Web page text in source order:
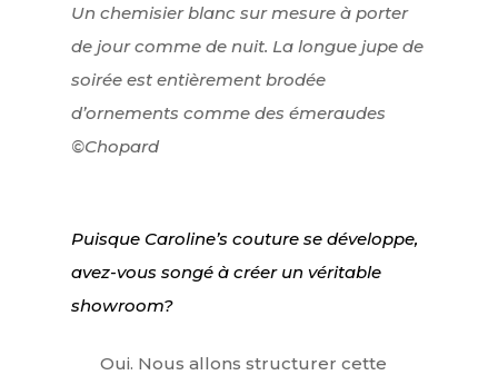
Un chemisier blanc sur mesure à porter
de jour comme de nuit. La longue jupe de
soirée est entièrement brodée
d’ornements comme des émeraudes
©Chopard
Puisque Caroline’s couture se développe,
avez-vous songé à créer un véritable
showroom?
Oui. Nous allons structurer cette